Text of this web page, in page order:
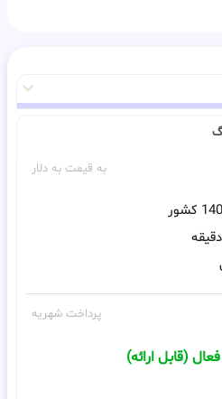
به قیمت به دلار
پرداخت شهریه
(قابل ارائه)